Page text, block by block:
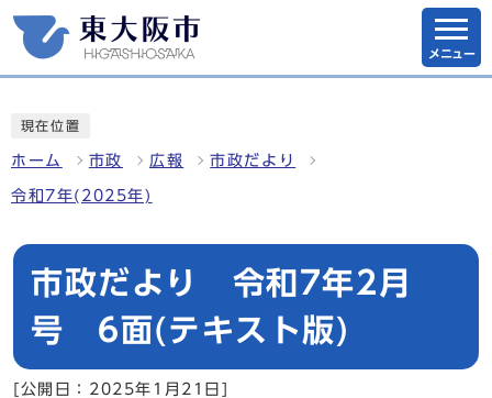
メニュー
現在位置
ホーム 市政 広報 市政だより
令和7年(2025年)
市政だより 令和7年2月
号 6面(テキスト版)
[公開日：2025年1月21日]